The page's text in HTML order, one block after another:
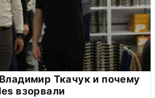
Ткачук и почему
взорвали